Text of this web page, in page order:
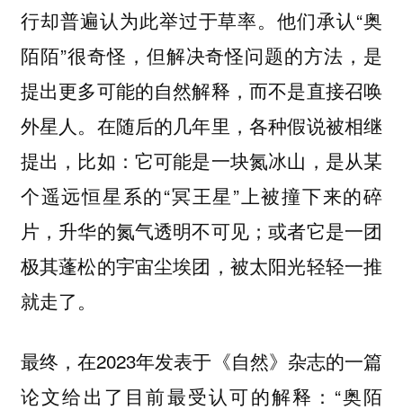
行却普遍认为此举过于草率。他们承认“奥
陌陌”很奇怪，但解决奇怪问题的方法，是
提出更多可能的自然解释，而不是直接召唤
外星人。在随后的几年里，各种假说被相继
提出，比如：它可能是一块氮冰山，是从某
个遥远恒星系的“冥王星”上被撞下来的碎
片，升华的氮气透明不可见；或者它是一团
极其蓬松的宇宙尘埃团，被太阳光轻轻一推
就走了。
最终，在2023年发表于《自然》杂志的一篇
论文给出了目前最受认可的解释：“奥陌